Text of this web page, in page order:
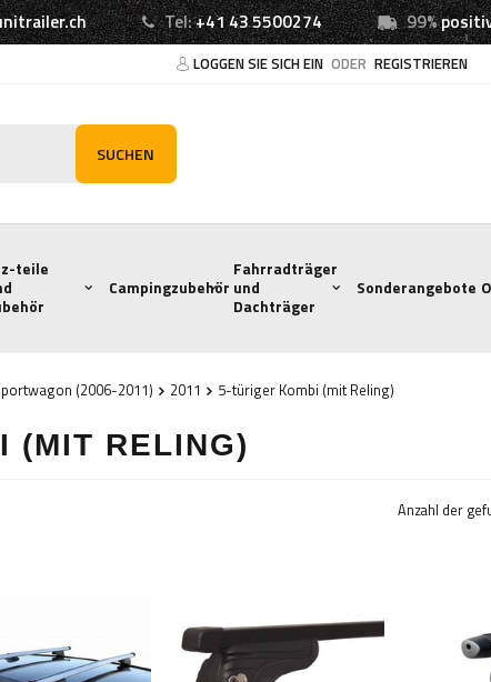
Tel:+41 43 5500274 99%
LOGGEN SIE SICH EIN ODER REGISTRIEREN
SUCHEN
teile
Campingzubehör
Fahrradträger
und
Dachträger
Sonderangebote
(2006-2011) 2011 5-türiger Kombi (mit Reling)
(MIT RELING)
Anzahl der